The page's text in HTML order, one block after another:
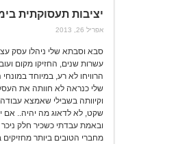
יציבות תעסוקתית
אפריל 26, 2013
סבא וסבתא שלי ניהלו עסק
עשרות שנים, החזיקו מקום
הרוויחו לא רע, במיוחד
שלי כנראה לא חוותה את
וקיוותה בשבילי שאמצא
שקט, לא לדאוג מה יהיה.. אם
ובאמת עבדתי כשכיר חלק ניכר
מחברי הטובים ביותר